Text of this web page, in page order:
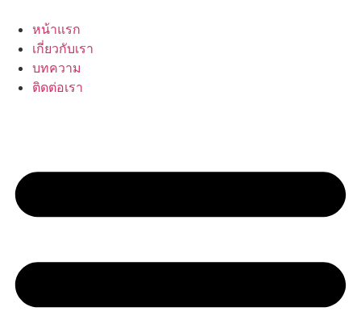
content
หน้าแรก
เกี่ยวกับเรา
บทความ
ติดต่อเรา